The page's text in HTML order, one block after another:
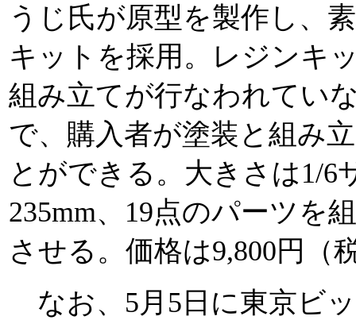
うじ氏が原型を製作し、
キットを採用。レジンキ
組み立てが行なわれてい
で、購入者が塗装と組み
とができる。大きさは1/6
235mm、19点のパーツを
させる。価格は9,800円（
なお、5月5日に東京ビ